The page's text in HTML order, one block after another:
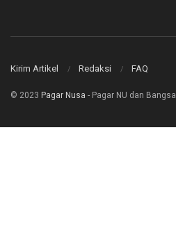
Kirim Artikel Redaksi FAQ
© 2023 Pagar Nusa - Pagar NU dan Bangsa